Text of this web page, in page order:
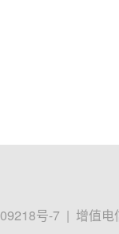
号-7 | 增值电